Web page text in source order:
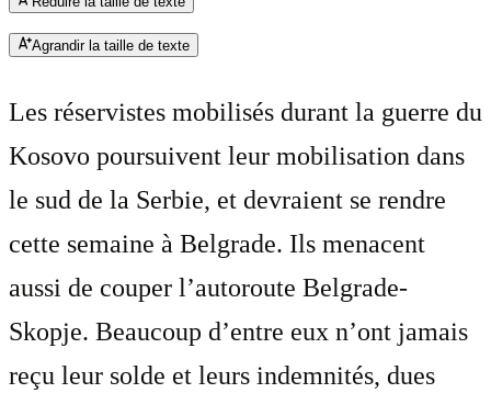
Agrandir la taille de texte
Les réservistes mobilisés durant la guerre du
Kosovo poursuivent leur mobilisation dans
le sud de la Serbie, et devraient se rendre
cette semaine à Belgrade. Ils menacent
aussi de couper l’autoroute Belgrade-
Skopje. Beaucoup d’entre eux n’ont jamais
reçu leur solde et leurs indemnités, dues